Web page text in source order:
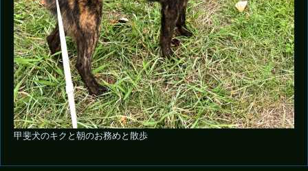
甲斐犬のキクと朝のお務めと散歩